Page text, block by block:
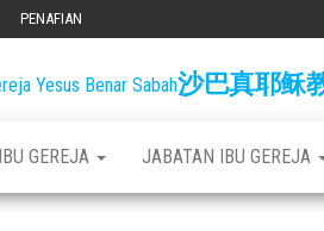
PENAFIAN
沙巴真耶稣教
GEREJA JABATAN IBU GEREJA